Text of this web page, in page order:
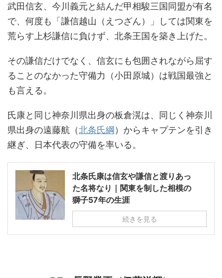
武田信玄、今川義元と結んだ甲相駿三国同盟が有名
で、何度も「謙信越山（えつざん）」しては関東を
荒らす上杉謙信に負けず、北条王国を築き上げた。
その謙信だけでなく、信玄にも包囲されながら屈す
ることのなかった守備力（小田原城）は戦国最強と
も言える。
氏康と同じ神奈川県出身の板倉滉は、同じく神奈川
県出身の遠藤航（北条氏綱 ）からキャプテンを引き
継ぎ、日本代表の守備を率いる。
北条氏康は信玄や謙信と渡りあっ
た名将なり｜関東を制した相模の
獅子57年の生涯
続きを見る